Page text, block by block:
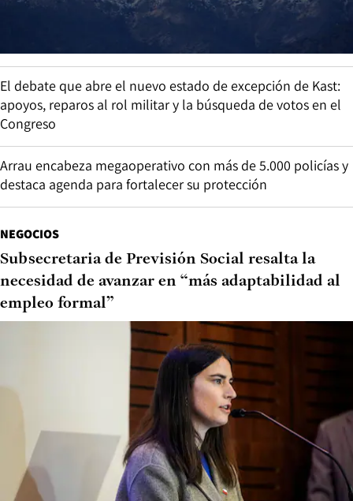
El debate que abre el nuevo estado de excepción de Kast:
apoyos, reparos al rol militar y la búsqueda de votos en el
Congreso
Arrau encabeza megaoperativo con más de 5.000 policías y
destaca agenda para fortalecer su protección
NEGOCIOS
Subsecretaria de Previsión Social resalta la
necesidad de avanzar en “más adaptabilidad al
empleo formal”